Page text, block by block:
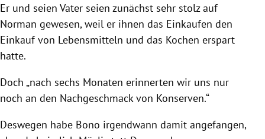
Er und seien Vater seien zunächst sehr stolz auf
Norman gewesen, weil er ihnen das Einkaufen den
Einkauf von Lebensmitteln und das Kochen erspart
hatte.
Doch „nach sechs Monaten erinnerten wir uns nur
noch an den Nachgeschmack von Konserven.“
Deswegen habe Bono irgendwann damit angefangen,